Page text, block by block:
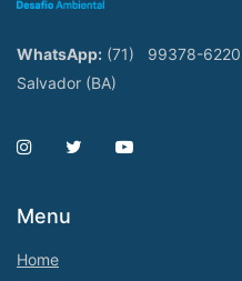
WhatsApp: (71)
99378-6220
Salvador (BA)
Menu
Home